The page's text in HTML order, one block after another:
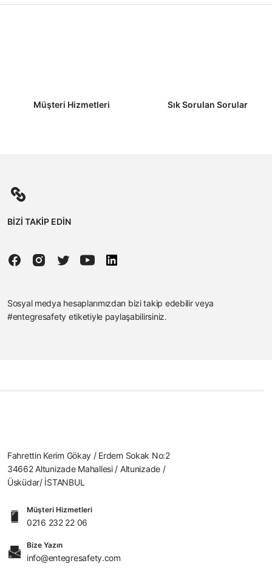
Müşteri Hizmetleri Sık Sorulan Sorular
BİZİ TAKİP EDİN
Sosyal medya hesaplarımızdan bizi takip edebilir veya
#entegresafety etiketiyle paylaşabilirsiniz.
Fahrettin Kerim Gökay / Erdem Sokak No:2
34662 Altunizade Mahallesi / Altunizade /
Üsküdar/ İSTANBUL
Müşteri Hizmetleri
0216 232 22 06
Bize Yazın
info@entegresafety.com